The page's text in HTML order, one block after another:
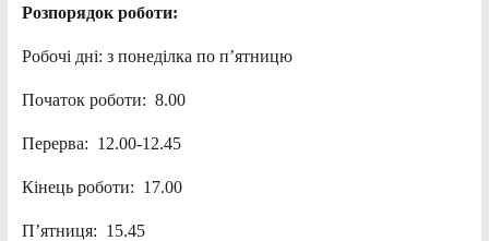
Розпорядок роботи:
Робочі дні: з понеділка по п’ятницю
Початок роботи: 8.00
Перерва: 12.00-12.45
Кінець роботи: 17.00
П’ятниця: 15.45